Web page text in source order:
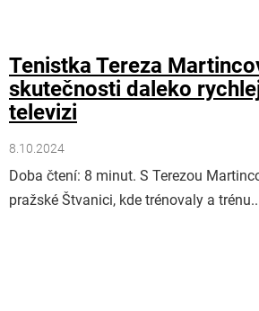
Tenistka Tereza
skutečnosti daleko
televizi
8.10.2024
Doba čtení: 8 minut. S Terezou
pražské Štvanici, kde trénovaly a